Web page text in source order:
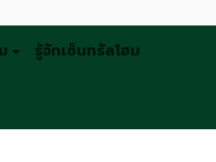
รู้จักเซ็นทรัลโฮม